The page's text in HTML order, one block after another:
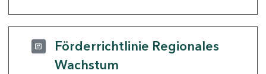
Förderrichtlinie Regionales
Wachstum